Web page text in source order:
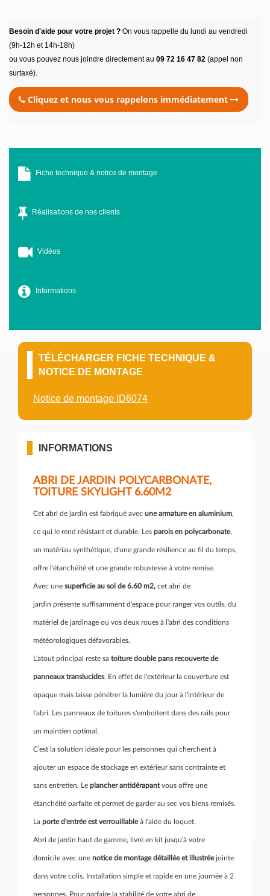
Besoin d'aide pour votre projet ? On vous rappelle du lundi au vendredi
(9h-12h et 14h-18h)
ou vous pouvez nous joindre directement au 09 72 16 47 82 (appel non
surtaxé).
Cliquez et nous vous rappelons immédiatement
Fiche technique & notice de montage
Réalisations de nos clients
Vidéos
Informations
TÉLÉCHARGER FICHE TECHNIQUE &
NOTICE DE MONTAGE
Notice de montage ID6074
INFORMATIONS
ABRI DE JARDIN POLYCARBONATE,
TOITURE SKYLIGHT 6.60M2
Cet abri de jardin est fabriqué avec une armature en aluminium,
ce qui le rend résistant et durable. Les parois en polycarbonate,
un matériau synthétique, d'une grande résilience au fil du temps,
offre l'étanchéité et une grande robustesse à votre remise.
Avec une superficie au sol de 6.60 m2, cet abri de
jardin présente suffisamment d'espace pour ranger vos outils, du
matériel de jardinage ou vos deux roues à l'abri des conditions
météorologiques défavorables.
L'atout principal reste sa toiture double pans recouverte de
panneaux translucides. En effet de l'extérieur la couverture est
opaque mais laisse pénétrer la lumière du jour à l'intérieur de
l'abri. Les panneaux de toitures s'emboitent dans des rails pour
un maintien optimal.
C'est la solution idéale pour les personnes qui cherchent à
ajouter un espace de stockage en extérieur sans contrainte et
sans entretien. Le plancher antidérapantvous offre une
étanchéité parfaite et permet de garder au sec vos biens remisés.
La porte d'entrée est verrouillableà l'aide du loquet.
Abri de jardin haut de gamme, livré en kit jusqu'à votre
domicile avec une notice de montage détaillée et illustréejointe
dans votre colis. Installation simple et rapide en une journée à 2
personnes. Pour parfaire la stabilité de votre abri de